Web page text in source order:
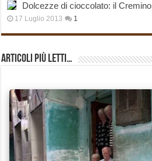
Dolcezze di cioccolato: il Cremino
17 Luglio 2013 1
Articoli più Letti…